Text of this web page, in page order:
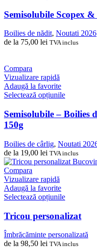
are
mai
multe
variații.
produsului.
Semisolubile Scopex
Boilies de nădit, Noutati 2026
de la 75,00 lei TVA inclus
Compara
Vizualizare rapidă
Adaugă la favorite
Selectează opțiunileAcest
are
mai
Opțiunile
pot
fi
produsului.
Semisolubile – Boilies
150g
Boilies de cârlig, Noutati
de la 19,00 lei TVA inclus
Compara
Vizualizare rapidă
Adaugă la favorite
Selectează opțiunileAcest
are
mai
multe
variații.
Tricou personalizat
Îmbrăcăminte personalizată
de la 98,50 lei TVA inclus